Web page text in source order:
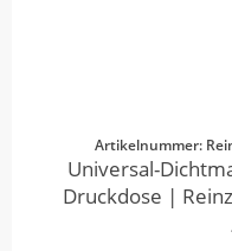
Artikelnummer:
Universal-
Druckdose |